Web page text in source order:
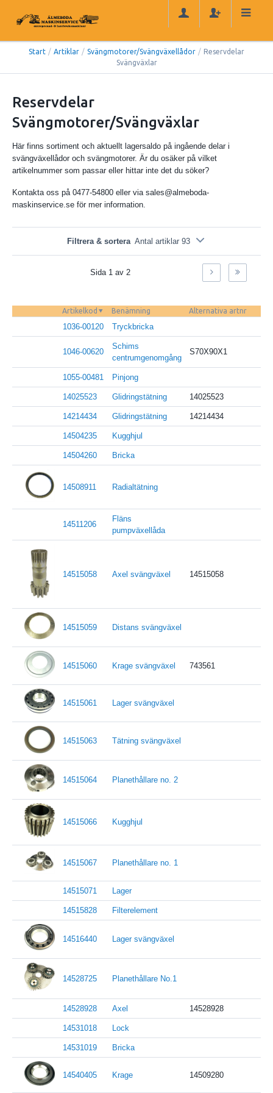
Start / Artiklar / Svängmotorer/Svängväxellådor / Reservdelar
Svängväxlar
Reservdelar
Svängmotorer/Svängväxlar
Här finns sortiment och aktuellt lagersaldo på ingående delar i
svängväxellådor och svängmotorer. Är du osäker på vilket
artikelnummer som passar eller hittar inte det du söker?
Kontakta oss på 0477-54800 eller via sales@almeboda-
maskinservice.se för mer information.
Filtrera & sortera Antal artiklar 93
Sida 1 av 2
Artikelkod Benämning Alternativa artnr
1036-00120 Tryckbricka
1046-00620
Schims
centrumgenomgång
S70X90X1
1055-00481 Pinjong
14025523 Glidringstätning 14025523
14214434 Glidringstätning 14214434
14504235 Kugghjul
14504260 Bricka
14508911 Radialtätning
14511206
Fläns
pumpväxellåda
14515058 Axel svängväxel 14515058
14515059 Distans svängväxel
14515060 Krage svängväxel 743561
14515061 Lager svängväxel
14515063 Tätning svängväxel
14515064 Planethållare no. 2
14515066 Kugghjul
14515067 Planethållare no. 1
14515071 Lager
14515828 Filterelement
14516440 Lager svängväxel
14528725 Planethållare No.1
14528928 Axel 14528928
14531018 Lock
14531019 Bricka
14540405 Krage 14509280